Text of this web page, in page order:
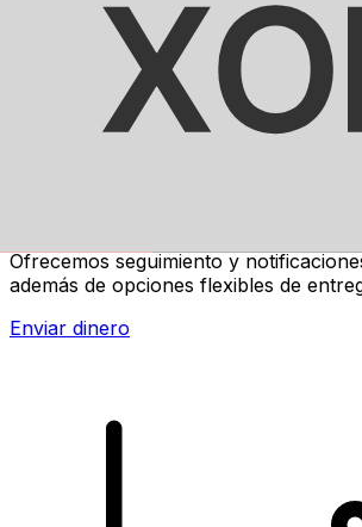
Ofrecemos seguimiento y
además de opciones flexibles de
Enviar dinero